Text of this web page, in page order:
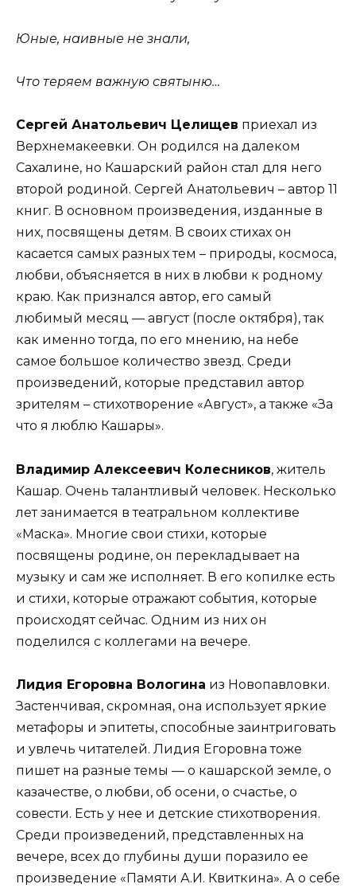
Юные, наивные не знали,
Что теряем важную святыню…
Сергей Анатольевич Целищев приехал из
Верхнемакеевки. Он родился на далеком
Сахалине, но Кашарский район стал для него
второй родиной. Сергей Анатольевич – автор 11
книг. В основном произведения, изданные в
них, посвящены детям. В своих стихах он
касается самых разных тем – природы, космоса,
любви, объясняется в них в любви к родному
краю. Как признался автор, его самый
любимый месяц — август (после октября), так
как именно тогда, по его мнению, на небе
самое большое количество звезд. Среди
произведений, которые представил автор
зрителям – стихотворение «Август», а также «За
что я люблю Кашары».
Владимир Алексеевич Колесников, житель
Кашар. Очень талантливый человек. Несколько
лет занимается в театральном коллективе
«Маска». Многие свои стихи, которые
посвящены родине, он перекладывает на
музыку и сам же исполняет. В его копилке есть
и стихи, которые отражают события, которые
происходят сейчас. Одним из них он
поделился с коллегами на вечере.
Лидия Егоровна Вологина из Новопавловки.
Застенчивая, скромная, она использует яркие
метафоры и эпитеты, способные заинтриговать
и увлечь читателей. Лидия Егоровна тоже
пишет на разные темы — о кашарской земле, о
казачестве, о любви, об осени, о счастье, о
совести. Есть у нее и детские стихотворения.
Среди произведений, представленных на
вечере, всех до глубины души поразило ее
произведение «Памяти А.И. Квиткина». А о себе